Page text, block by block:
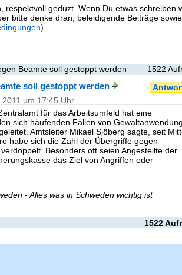
respektvoll geduzt. Wenn Du etwas schreiben
bitte denke dran, beleidigende Beiträge sowie
).
Beamte soll gestoppt werden
1522
soll gestoppt werden
um 17:45 Uhr
für das Arbeitsumfeld hat eine
sich häufenden Fällen von Gewaltanwendung
Amtsleiter Mikael Sjöberg sagte, seit
habe sich die Zahl der Übergriffe gegen
Besonders oft seien Angestellte der
das Ziel von Angriffen oder
- Alles was in Schweden wichtig ist
1522